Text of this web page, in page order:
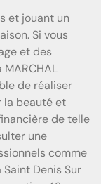
et jouant un
Si vous
et des
de réaliser
la beauté et
de telle
une
comme
Saint Denis Sur